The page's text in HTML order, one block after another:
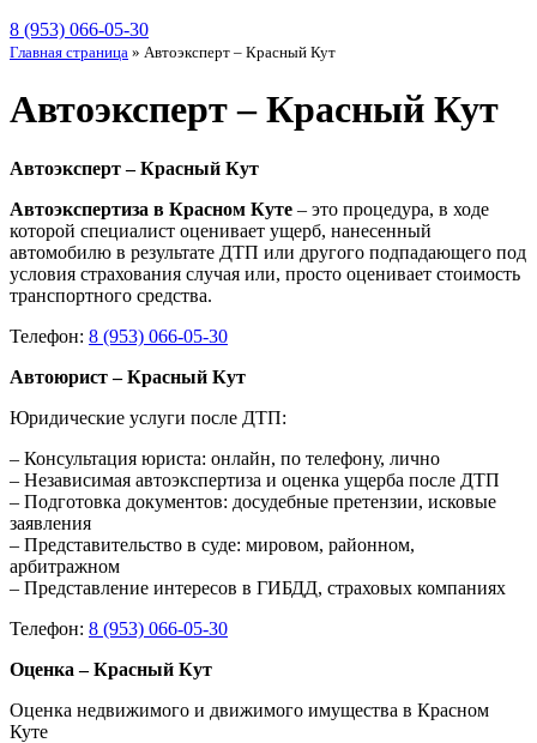
8 (953) 066-05-30
Главная страница » Автоэксперт – Красный Кут
Автоэксперт – Красный Кут
Автоэксперт – Красный Кут
Автоэкспертиза в Красном Куте – это процедура, в ходе
которой специалист оценивает ущерб, нанесенный
автомобилю в результате ДТП или другого подпадающего под
условия страхования случая или, просто оценивает стоимость
транспортного средства.
Телефон: 8 (953) 066-05-30
Автоюрист – Красный Кут
Юридические услуги после ДТП:
– Консультация юриста: онлайн, по телефону, лично
– Независимая автоэкспертиза и оценка ущерба после ДТП
– Подготовка документов: досудебные претензии, исковые
заявления
– Представительство в суде: мировом, районном,
арбитражном
– Представление интересов в ГИБДД, страховых компаниях
Телефон: 8 (953) 066-05-30
Оценка – Красный Кут
Оценка недвижимого и движимого имущества в Красном
Куте